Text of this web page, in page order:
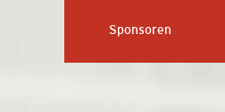
Sponsoren